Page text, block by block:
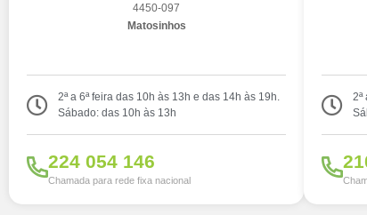
4450-097
Matosinhos
2ª a 6ª feira das 10h às 13h e das 14h às 19h.
Sábado: das 10h às 13h
224 054 146
Chamada para rede fixa nacional
2ª